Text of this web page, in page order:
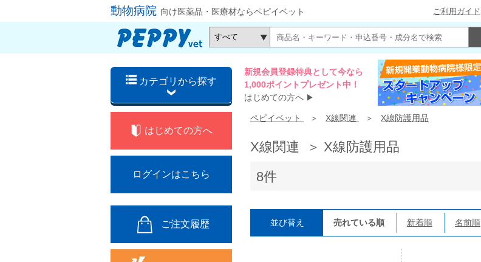
動物病院 向け医薬品・医療材ならペピイベット ご利用ガイド
カテゴリから探す
新規会員登録特典として今なら
1,000ポイントプレゼント中！
はじめての方へ ▶
はじめての方へ
ログインはこちら
ご注文履歴
ペピイベット X線関連 X線防護用品
X線関連 ＞ X線防護用品
8件
並び替え 売れている順 新着順 名前順